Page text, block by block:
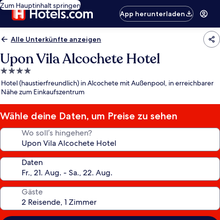
Zum Hauptinhalt springen
App herunterladen
Alle Unterkünfte anzeigen
Upon Vila Alcochete Hotel
4.0-
Sterne-
Unterkunft
Hotel (haustierfreundlich) in Alcochete mit Außenpool, in erreichbarer
Nähe zum Einkaufszentrum
Wähle deine Daten, um Preise zu sehen
Wo soll’s hingehen?
Daten
Gäste